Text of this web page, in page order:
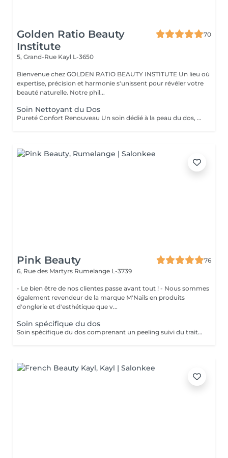
Golden Ratio Beauty
Institute
70
5, Grand-Rue Kayl L-3650
Bienvenue chez GOLDEN RATIO BEAUTY INSTITUTE Un lieu où
expertise, précision et harmonie s'unissent pour révéler votre
beauté naturelle. Notre phil...
Soin Nettoyant du Dos
Pureté Confort Renouveau Un soin dédié à la peau du dos, souvent sujette aux impuretés et irritations. Ce protocole associe un nettoyage en profondeur et une exfoliation douce pour désincruster les pores, éliminer les cellules mortes et apaiser la peau. Idéal pour purifier, lisser et revitaliser cette zone souvent exposée aux agressions extérieures. Résultat : une peau nette, douce, apaisée et rafraîchie.
Pink Beauty
76
6, Rue des Martyrs Rumelange L-3739
- Le bien être de nos clientes passe avant tout ! - Nous sommes
également revendeur de la marque M'Nails en produits
d'onglerie et d'esthétique que v...
Soin spécifique du dos
Soin spécifique du dos comprenant un peeling suivi du traitement des points noirs.